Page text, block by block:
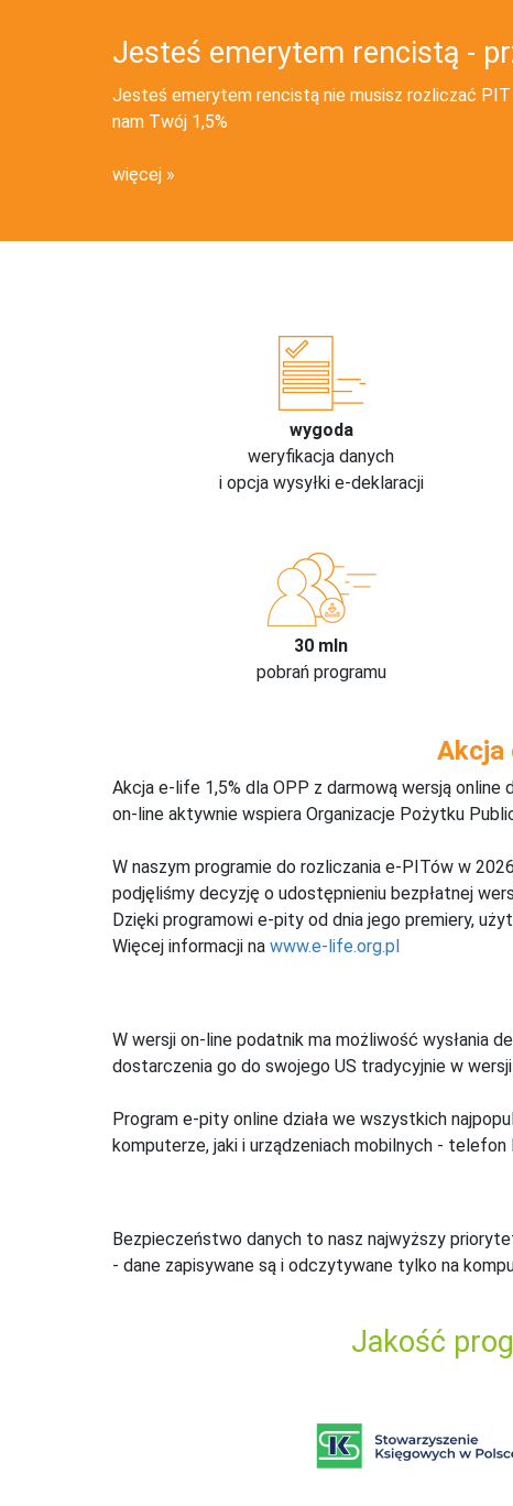
Jesteś emerytem rencistą -
Jesteś emerytem rencistą nie musisz rozliczać PIT
nam Twój 1,5%
więcej
wygoda
weryfikacja danych
i opcja wysyłki e-deklaracji
30 mln
pobrań programu
Akcja
Akcja e-life 1,5% dla OPP z darmową wersją
on-line aktywnie wspiera Organizacje Pożytku
W naszym programie do rozliczania e-PITów w
podjęliśmy decyzję o udostępnieniu bezpłatnej
Dzięki programowi e-pity od dnia jego premiery,
Więcej informacji na www.e-life.org.pl
W wersji on-line podatnik ma możliwość wysłania
dostarczenia go do swojego US tradycyjnie w
Program e-pity online działa we wszystkich
komputerze, jaki i urządzeniach mobilnych - telefon
Bezpieczeństwo danych to nasz najwyższy
- dane zapisywane są i odczytywane tylko na
Jakość